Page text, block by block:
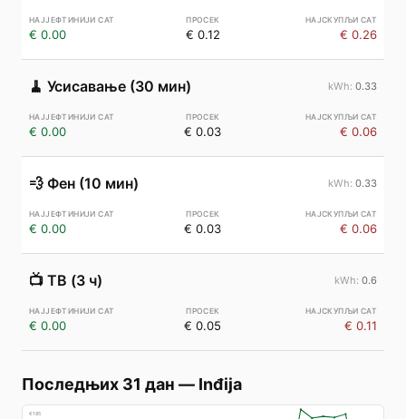
€ 0.00 € 0.12 € 0.26
🧹 Усисавање (30 мин) 0.33
€ 0.00 € 0.03 € 0.06
💨 Фен (10 мин) 0.33
€ 0.00 € 0.03 € 0.06
📺 ТВ (3 ч) 0.6
€ 0.00 € 0.05 € 0.11
Последњих 31 дан — Inđija
€185